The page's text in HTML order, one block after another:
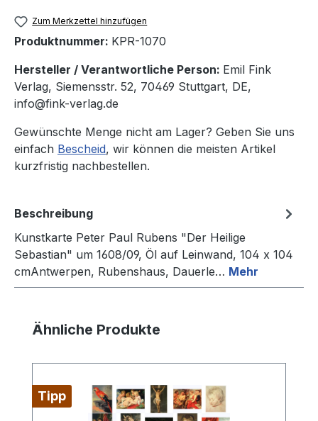
Zum Merkzettel hinzufügen
Produktnummer: KPR-1070
Hersteller / Verantwortliche Person: Emil Fink
Verlag, Siemensstr. 52, 70469 Stuttgart, DE,
info@fink-verlag.de
Gewünschte Menge nicht am Lager? Geben Sie uns
einfach Bescheid, wir können die meisten Artikel
kurzfristig nachbestellen.
Beschreibung
Kunstkarte Peter Paul Rubens "Der Heilige
Sebastian" um 1608/09, Öl auf Leinwand, 104 x 104
cmAntwerpen, Rubenshaus, Dauerle… Mehr
Produktgalerie überspringen
Ähnliche Produkte
Tipp